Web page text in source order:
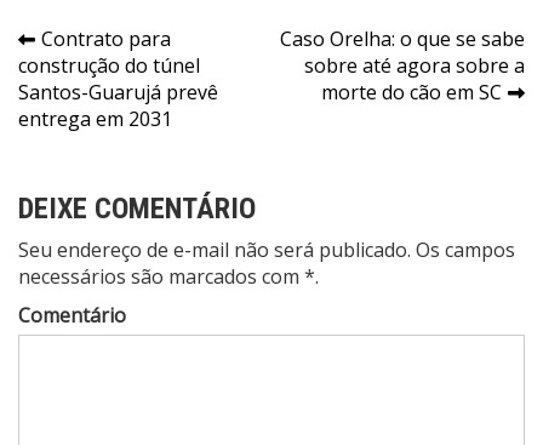
Navegação
de
Post
Contrato para
construção do túnel
Santos-Guarujá prevê
entrega em 2031
Caso Orelha: o que se sabe
sobre até agora sobre a
morte do cão em SC
DEIXE COMENTÁRIO
Seu endereço de e-mail não será publicado. Os campos
necessários são marcados com *.
Comentário